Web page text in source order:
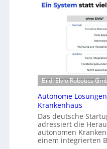
v
e
2
-
Z
e
t
f
i
z
a
R
o
o
t
i
c
s
r
w
e
Bild: Elvio Robotics
Autonome
Krankenhaus
Das deutsche
adressiert die
autonomen
einem integrierten